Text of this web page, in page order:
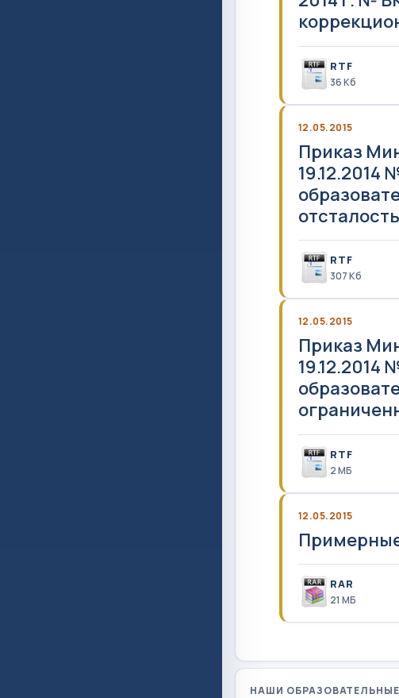
RTF
36 Кб
12.05.2015
Приказ
19.12.2014
RTF
307 Кб
12.05.2015
Приказ
19.12.2014
RTF
2 MБ
12.05.2015
RAR
21 MБ
НАШИ